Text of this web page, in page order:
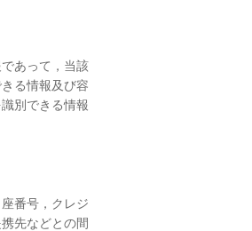
あって，当該
る情報及び容
別できる情報
番号，クレジ
先などとの間